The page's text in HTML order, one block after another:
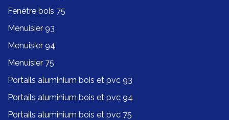
Fenêtre bois 75
Menuisier 93
Menuisier 94
Menuisier 75
Portails aluminium bois et pvc 93
Portails aluminium bois et pvc 94
Portails aluminium bois et pvc 75